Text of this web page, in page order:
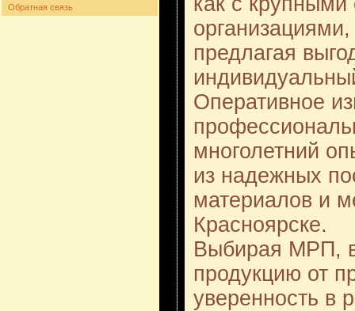
Обратная связь
предлагая
Оперативное
многолетний
из надежных
материалов и
Красноярске.
Выбирая МРП,
продукцию от
уверенность в